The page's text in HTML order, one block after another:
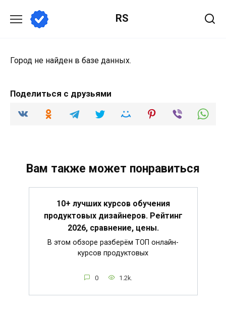
содержанию
RS
Город не найден в базе данных.
Поделиться с друзьями
Вам также может понравиться
10+ лучших курсов обучения
продуктовых дизайнеров. Рейтинг
2026, сравнение, цены.
В этом обзоре разберём ТОП онлайн-
курсов продуктовых
0 1.2k.